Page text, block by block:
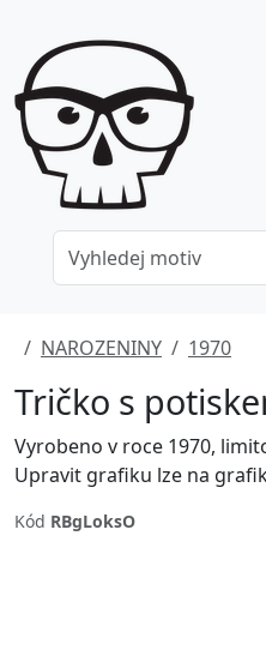
NAROZENINY 1970
Tričko s
Vyrobeno v roce 1970,
Upravit grafiku lze na
Kód RBgLoksO